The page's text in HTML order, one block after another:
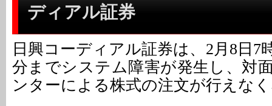
ディアル証券
日興コーディアル証券は、2月8日7
分までシステム障害が発生し、対
ンターによる株式の注文が行えな